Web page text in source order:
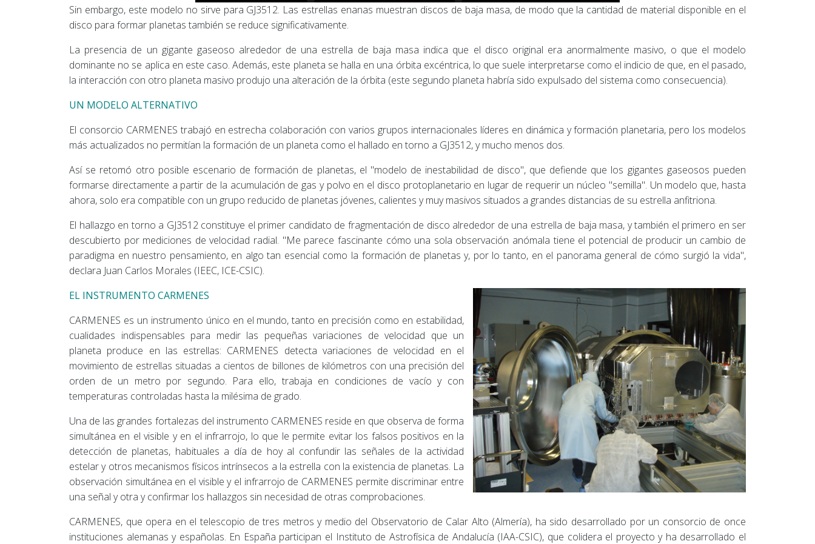
Sin embargo, este modelo no sirve para GJ3512. Las estrellas enanas muestran discos de baja masa, de modo que la cantidad de material disponible en el
disco para formar planetas también se reduce significativamente.
La presencia de un gigante gaseoso alrededor de una estrella de baja masa indica que el disco original era anormalmente masivo, o que el modelo
dominante no se aplica en este caso. Además, este planeta se halla en una órbita excéntrica, lo que suele interpretarse como el indicio de que, en el pasado,
la interacción con otro planeta masivo produjo una alteración de la órbita (este segundo planeta habría sido expulsado del sistema como consecuencia).
UN MODELO ALTERNATIVO
El consorcio CARMENES trabajó en estrecha colaboración con varios grupos internacionales líderes en dinámica y formación planetaria, pero los modelos
más actualizados no permitían la formación de un planeta como el hallado en torno a GJ3512, y mucho menos dos.
Así se retomó otro posible escenario de formación de planetas, el "modelo de inestabilidad de disco", que defiende que los gigantes gaseosos pueden
formarse directamente a partir de la acumulación de gas y polvo en el disco protoplanetario en lugar de requerir un núcleo "semilla". Un modelo que, hasta
ahora, solo era compatible con un grupo reducido de planetas jóvenes, calientes y muy masivos situados a grandes distancias de su estrella anfitriona.
El hallazgo en torno a GJ3512 constituye el primer candidato de fragmentación de disco alrededor de una estrella de baja masa, y también el primero en ser
descubierto por mediciones de velocidad radial. "Me parece fascinante cómo una sola observación anómala tiene el potencial de producir un cambio de
paradigma en nuestro pensamiento, en algo tan esencial como la formación de planetas y, por lo tanto, en el panorama general de cómo surgió la vida",
declara Juan Carlos Morales (IEEC, ICE-CSIC).
EL INSTRUMENTO CARMENES
CARMENES es un instrumento único en el mundo, tanto en precisión como en estabilidad,
cualidades indispensables para medir las pequeñas variaciones de velocidad que un
planeta produce en las estrellas: CARMENES detecta variaciones de velocidad en el
movimiento de estrellas situadas a cientos de billones de kilómetros con una precisión del
orden de un metro por segundo. Para ello, trabaja en condiciones de vacío y con
temperaturas controladas hasta la milésima de grado.
Una de las grandes fortalezas del instrumento CARMENES reside en que observa de forma
simultánea en el visible y en el infrarrojo, lo que le permite evitar los falsos positivos en la
detección de planetas, habituales a día de hoy al confundir las señales de la actividad
estelar y otros mecanismos físicos intrínsecos a la estrella con la existencia de planetas. La
observación simultánea en el visible y el infrarrojo de CARMENES permite discriminar entre
una señal y otra y confirmar los hallazgos sin necesidad de otras comprobaciones.
CARMENES, que opera en el telescopio de tres metros y medio del Observatorio de Calar Alto (Almería), ha sido desarrollado por un consorcio de once
instituciones alemanas y españolas. En España participan el Instituto de Astrofísica de Andalucía (IAA-CSIC), que colidera el proyecto y ha desarrollado el